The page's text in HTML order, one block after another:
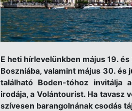
E heti hírlevelünkben május 19.
Boszniába, valamint május 30. és
található Boden-tóhoz invitálja
irodája, a Volántourist. Ha tavasz
szívesen barangolnának csodás